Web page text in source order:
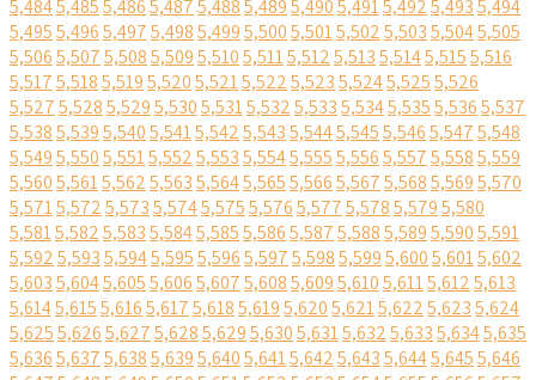
5,4845,4855,4865,4875,4885,4895,4905,4915,4925,4935,494
5,4955,4965,4975,4985,4995,5005,5015,5025,5035,5045,505
5,5065,5075,5085,5095,5105,5115,5125,5135,5145,5155,516
5,5175,5185,5195,5205,5215,5225,5235,5245,5255,526
5,5275,5285,5295,5305,5315,5325,5335,5345,5355,5365,537
5,5385,5395,5405,5415,5425,5435,5445,5455,5465,5475,548
5,5495,5505,5515,5525,5535,5545,5555,5565,5575,5585,559
5,5605,5615,5625,5635,5645,5655,5665,5675,5685,5695,570
5,5715,5725,5735,5745,5755,5765,5775,5785,5795,580
5,5815,5825,5835,5845,5855,5865,5875,5885,5895,5905,591
5,5925,5935,5945,5955,5965,5975,5985,5995,6005,6015,602
5,6035,6045,6055,6065,6075,6085,6095,6105,6115,6125,613
5,6145,6155,6165,6175,6185,6195,6205,6215,6225,6235,624
5,6255,6265,6275,6285,6295,6305,6315,6325,6335,6345,635
5,6365,6375,6385,6395,6405,6415,6425,6435,6445,6455,646